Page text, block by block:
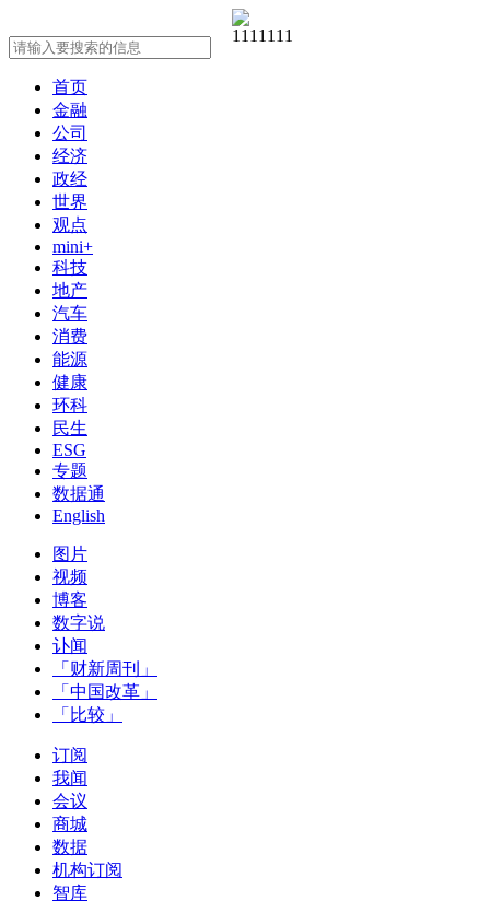
首页
金融
公司
经济
政经
世界
观点
mini+
科技
地产
汽车
消费
能源
健康
环科
民生
ESG
专题
数据通
English
图片
视频
博客
数字说
讣闻
「财新周刊」
「中国改革」
「比较」
订阅
我闻
会议
商城
数据
机构订阅
智库